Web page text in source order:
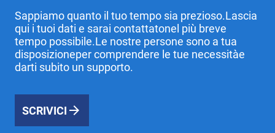
Sappiamo quanto il tuo tempo sia prezioso.Lascia
qui i tuoi dati e sarai contattatonel più breve
tempo possibile.Le nostre persone sono a tua
disposizioneper comprendere le tue necessitàe
darti subito un supporto.
SCRIVICI